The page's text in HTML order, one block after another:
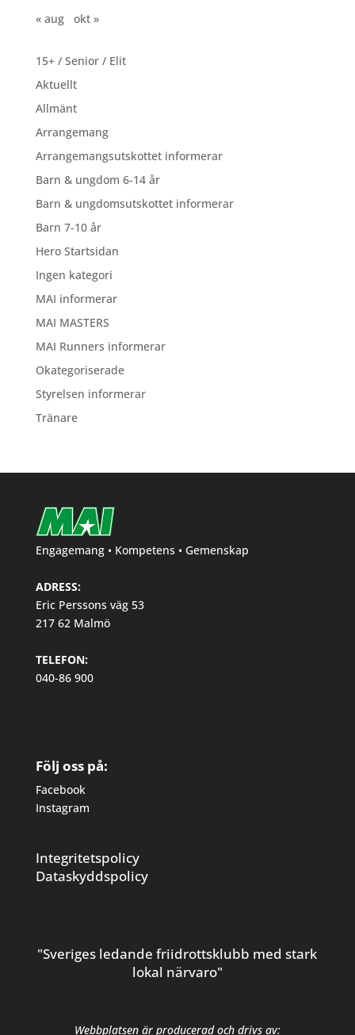
« aug
okt »
15+ / Senior / Elit
Aktuellt
Allmänt
Arrangemang
Arrangemangsutskottet informerar
Barn & ungdom 6-14 år
Barn & ungdomsutskottet informerar
Barn 7-10 år
Hero Startsidan
Ingen kategori
MAI informerar
MAI MASTERS
MAI Runners informerar
Okategoriserade
Styrelsen informerar
Tränare
Engagemang • Kompetens • Gemenskap
ADRESS:
Eric Perssons väg 53
217 62 Malmö
TELEFON:
040-86 900
Följ oss på:
Facebook
Instagram
Integritetspolicy
Dataskyddspolicy
"Sveriges ledande friidrottsklubb med stark
lokal närvaro"
Webbplatsen är producerad och drivs av: